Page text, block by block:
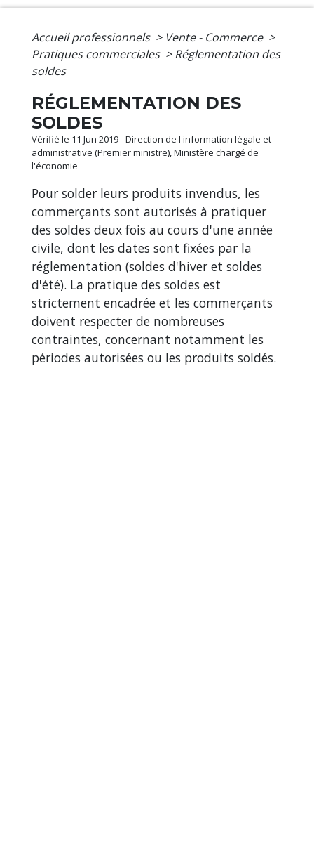
Accueil professionnels > Vente - Commerce >
Pratiques commerciales > Réglementation des
soldes
RÉGLEMENTATION DES
SOLDES
Vérifié le 11 Jun 2019 - Direction de l'information légale et
administrative (Premier ministre), Ministère chargé de
l'économie
Pour solder leurs produits invendus, les
commerçants sont autorisés à pratiquer
des soldes deux fois au cours d'une année
civile, dont les dates sont fixées par la
réglementation (soldes d'hiver et soldes
d'été). La pratique des soldes est
strictement encadrée et les commerçants
doivent respecter de nombreuses
contraintes, concernant notamment les
périodes autorisées ou les produits soldés.